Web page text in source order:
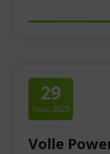
29
Nov., 2025
Volle